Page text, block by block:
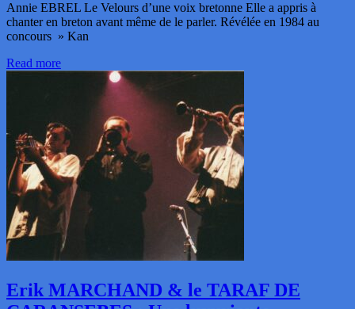
Annie EBREL Le Velours d’une voix bretonne Elle a appris à
chanter en breton avant même de le parler. Révélée en 1984 au
concours » Kan
Read more
Erik MARCHAND & le TARAF DE